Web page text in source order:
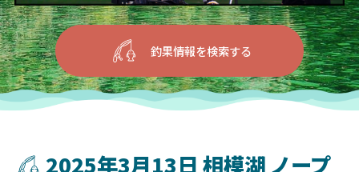
釣果情報を検索する
2025年3月13日 相模湖 ノープ